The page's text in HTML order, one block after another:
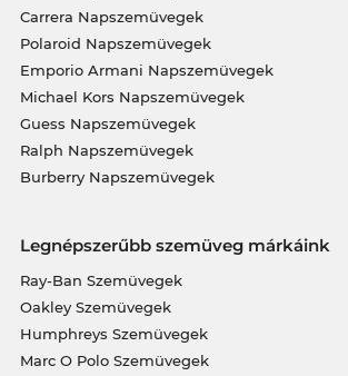
Carrera Napszemüvegek
Polaroid Napszemüvegek
Emporio Armani Napszemüvegek
Michael Kors Napszemüvegek
Guess Napszemüvegek
Ralph Napszemüvegek
Burberry Napszemüvegek
Legnépszerűbb szemüveg márkáink
Ray-Ban Szemüvegek
Oakley Szemüvegek
Humphreys Szemüvegek
Marc O Polo Szemüvegek